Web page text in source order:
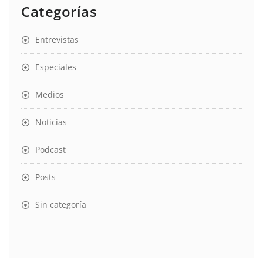
Categorías
Entrevistas
Especiales
Medios
Noticias
Podcast
Posts
Sin categoría